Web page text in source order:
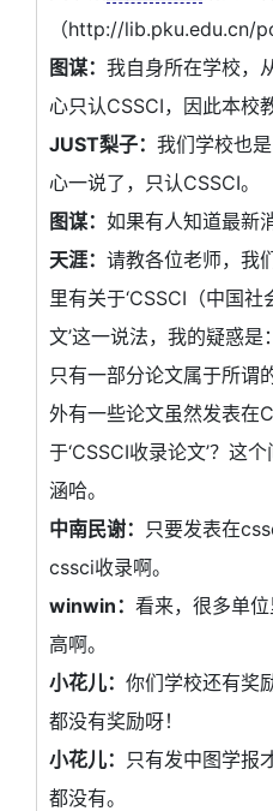
（http://lib.pku.edu.cn/
图谋： 我自身所在学校，
心只认CSSCI，因此本校
JUST梨子： 我们学校也
心一说了，只认CSSCI。
图谋： 如果有人知道最新
天涯： 请教各位老师，我
里有关于‘CSSCI（中国社
文’这一说法，我的疑惑
只有一部分论文属于所谓
外有一些论文虽然发表在
于‘CSSCI收录论文’？这
涵哈。
中南民谢： 只要发表在
cssci收录啊。
winwin： 看来，很多单
高啊。
小花儿： 你们学校还有奖
都没有奖励呀！
小花儿： 只有发中图学报
都没有。